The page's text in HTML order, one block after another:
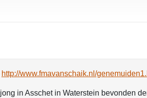
http://www.fmavanschaik.nl/
in Asschet in Waterstein bevonden